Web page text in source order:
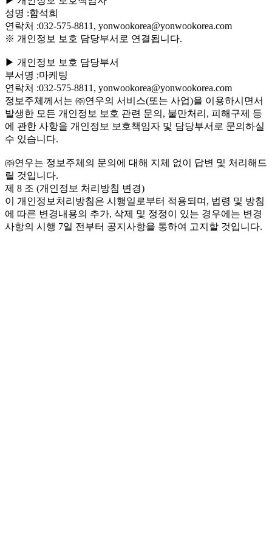
성명 :함석희
연락처 :032-575-8811, yonwookorea@yonwookorea.com
※ 개인정보 보호 담당부서로 연결됩니다.
▶ 개인정보 보호 담당부서
부서명 :마케팅
연락처 :032-575-8811, yonwookorea@yonwookorea.com
정보주체께서는 ㈜연우의 서비스(또는 사업)을 이용하시면서
발생한 모든 개인정보 보호 관련 문의, 불만처리, 피해구제 등
에 관한 사항을 개인정보 보호책임자 및 담당부서로 문의하실
수 있습니다.
㈜연우는 정보주체의 문의에 대해 지체 없이 답변 및 처리해드
릴 것입니다.
제 8 조 (개인정보 처리방침 변경)
이 개인정보처리방침은 시행일로부터 적용되며, 법령 및 방침
에 따른 변경내용의 추가, 삭제 및 정정이 있는 경우에는 변경
사항의 시행 7일 전부터 공지사항을 통하여 고지할 것입니다.